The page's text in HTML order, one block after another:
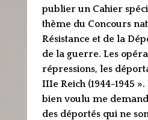
publier un Cahier
thème du Concours
Résistance et de la
de la guerre. Les
répressions, les
IIIe Reich (1944-1945 ».
bien voulu me
des déportés qui ne